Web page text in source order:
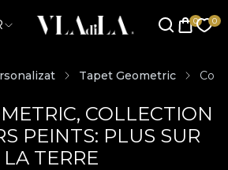
Tapet Geometric
COLLECTION
PEINTS: PLUS SUR
LA TERRE